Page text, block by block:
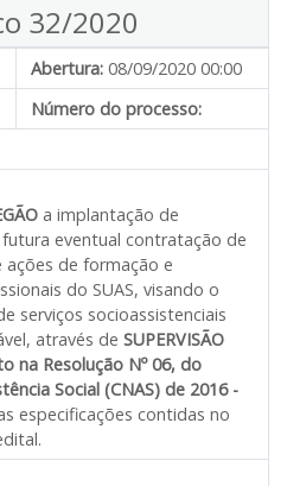
32/2020
Abertura: 08/09/2020 00:00
Número do processo:
a implantação de
eventual contratação de
ações de formação e
do SUAS, visando o
serviços socioassistenciais
através de SUPERVISÃO
na Resolução Nº 06, do
Social (CNAS) de 2016 -
especificações contidas no